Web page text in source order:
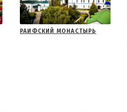
РАИФСКИЙ МОНАСТЫРЬ